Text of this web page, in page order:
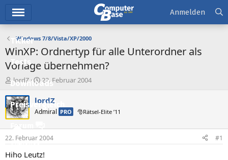
Ticker
Tests
Downloads
Preisvergleich
Forum
Aktuelles
Anmelden
Windows 7/8/Vista/XP/2000
WinXP: Ordnertyp für alle Unterordner als
Vorlage übernehmen?
E
r
s
t
e
e
r
lordZ
E
r
s
t
e
l
t
a
22. Februar 2004
lordZ
Admiral PRO 🎅Rätsel-Elite ’11
22. Februar 2004 #1
Hiho Leutz!